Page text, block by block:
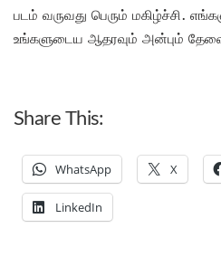
படம் வருவது பெரும் மகிழ்ச்சி.
உங்களுடைய ஆதரவும் அன்பும்
Share This:
WhatsApp X
LinkedIn